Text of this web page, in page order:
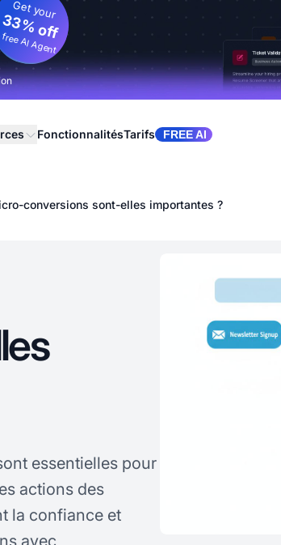
Get your
33% off
AI Agent
FonctionnalitésTarifs FREE AI
conversions sont-elles importantes ?
essentielles pour
actions des
la confiance et
avec